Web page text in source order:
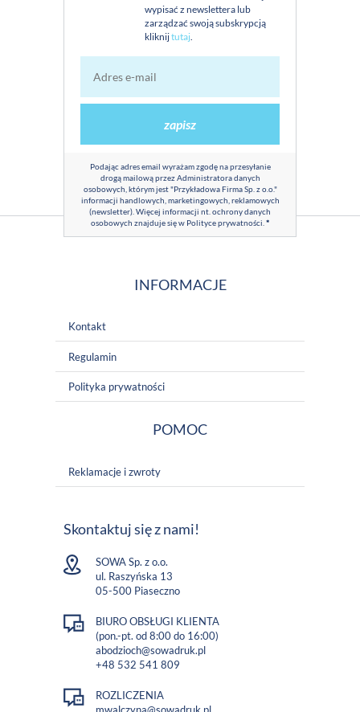
wypisać z newslettera lub
zarządzać swoją subskrypcją
kliknijtutaj.
zapisz
Podając adres email wyrażam zgodę na przesyłanie
drogą mailową przez Administratora danych
osobowych, którym jest "Przykładowa Firma Sp. z o.o."
informacji handlowych, marketingowych, reklamowych
(newsletter). Więcej informacji nt. ochrony danych
osobowych znajduje się w Polityce prywatności *
INFORMACJE
Kontakt
Regulamin
Polityka prywatności
POMOC
Reklamacje i zwroty
Skontaktuj się z nami!
SOWA Sp. z o.o.
ul. Raszyńska 13
05-500 Piaseczno
BIURO OBSŁUGI KLIENTA
(pon.-pt. od 8:00 do 16:00)
abodzioch@sowadruk.pl
+48 532 541 809
ROZLICZENIA